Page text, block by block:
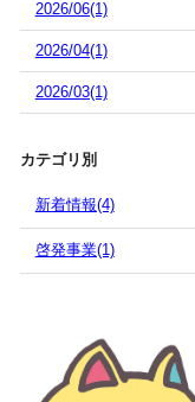
2026/06(1)
2026/04(1)
2026/03(1)
カテゴリ別
新着情報(4)
啓発事業(1)